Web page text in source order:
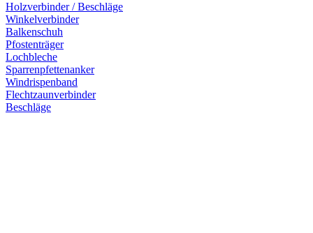
Holzverbinder / Beschläge
Winkelverbinder
Balkenschuh
Pfostenträger
Lochbleche
Sparrenpfettenanker
Windrispenband
Flechtzaunverbinder
Beschläge